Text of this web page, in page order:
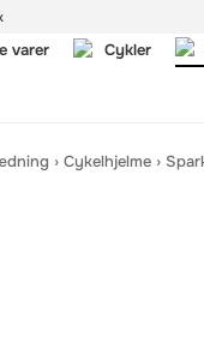
varer Cykler
› Cykelhjelme›